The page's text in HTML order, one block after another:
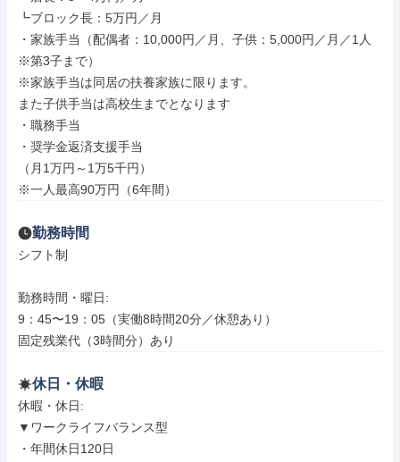
┗ブロック長：5万円／月
・家族手当（配偶者：10,000円／月、子供：5,000円／月／1人
※第3子まで）
※家族手当は同居の扶養家族に限ります。
また子供手当は高校生までとなります
・職務手当
・奨学金返済支援手当
（月1万円～1万5千円）
※一人最高90万円（6年間）
勤務時間
シフト制
勤務時間・曜日:
9：45〜19：05（実働8時間20分／休憩あり）
固定残業代（3時間分）あり
休日・休暇
休暇・休日:
▼ワークライフバランス型
・年間休日120日